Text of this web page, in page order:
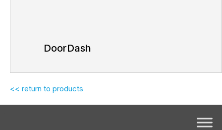
DoorDash
<< return to products